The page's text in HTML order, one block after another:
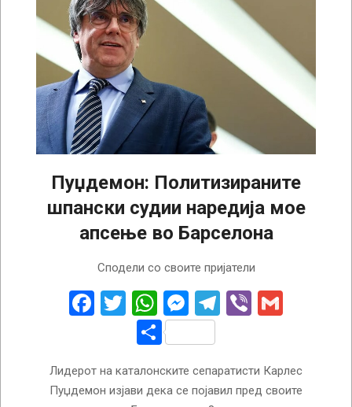
Пуџдемон: Политизираните
шпански судии наредија мое
апсење во Барселона
Сподели со своите пријатели
Facebook
Twitter
WhatsApp
Messenger
Telegram
Viber
Share
Лидерот на каталонските сепаратисти Карлес
Пуџдемон изјави дека се појавил пред своите